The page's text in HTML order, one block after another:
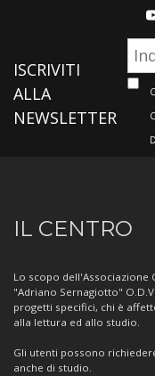
ISCRIVITI
ALLA
NEWSLETTER
Informazioni
sul
Centro
IL CENTRO
Lo scopo dell'Associazione
"Adriano Sernagiotto"
progetti specifici, chi è
alla lettura ed allo studio.
Gli utenti possono
anche di studio.